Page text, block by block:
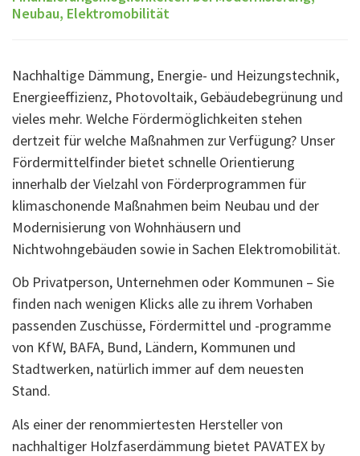
Neubau, Elektromobilität
Nachhaltige Dämmung, Energie- und Heizungstechnik,
Energieeffizienz, Photovoltaik, Gebäudebegrünung und
vieles mehr. Welche Fördermöglichkeiten stehen
dertzeit für welche Maßnahmen zur Verfügung? Unser
Fördermittelfinder bietet schnelle Orientierung
innerhalb der Vielzahl von Förderprogrammen für
klimaschonende Maßnahmen beim Neubau und der
Modernisierung von Wohnhäusern und
Nichtwohngebäuden sowie in Sachen Elektromobilität.
Ob Privatperson, Unternehmen oder Kommunen – Sie
finden nach wenigen Klicks alle zu ihrem Vorhaben
passenden Zuschüsse, Fördermittel und -programme
von KfW, BAFA, Bund, Ländern, Kommunen und
Stadtwerken, natürlich immer auf dem neuesten
Stand.
Als einer der renommiertesten Hersteller von
nachhaltiger Holzfaserdämmung bietet PAVATEX by